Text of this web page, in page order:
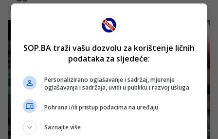
SOP.BA traži vašu dozvolu za korištenje ličnih
podataka za sljedeće:
Personalizirano oglašavanje i sadržaj, mjerenje
oglašavanja i sadržaja, uvidi u publiku i razvoj usluga
Pohrana i/ili pristup podacima na uređaju
Saznajte više